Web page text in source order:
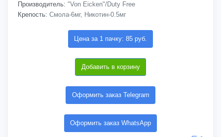
Производитель: "Von Eicken"/Duty Free
Крепость: Смола-6мг, Никотин-0.5мг
Цена за 1 пачку: 85 руб.
Добавить в корзину
Оформить заказ Telegram
Оформить заказ WhatsApp